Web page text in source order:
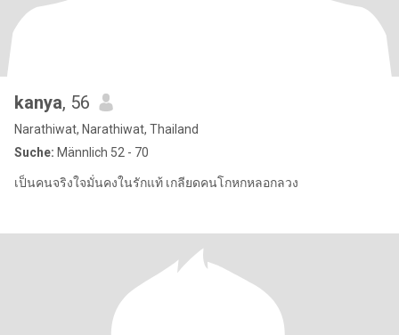
kanya, 56
Narathiwat, Narathiwat, Thailand
Suche: Männlich 52 - 70
เป็นคนจริงใจมั่นคงในรักแท้ เกลียดคนโกหกหลอกลวง